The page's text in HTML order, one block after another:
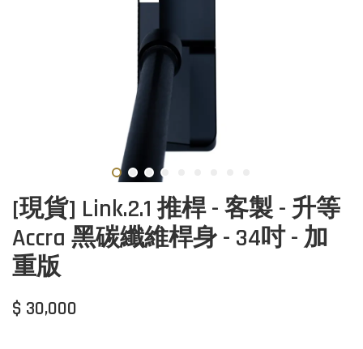
[現貨] Link.2.1 推桿 - 客製 - 升等
Accra 黑碳纖維桿身 - 34吋 - 加
重版
$ 30,000